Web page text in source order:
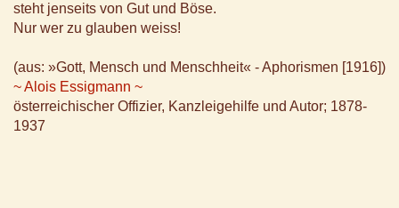
steht jenseits von Gut und Böse.
Nur wer zu glauben weiss!
(aus: »Gott, Mensch und Menschheit« - Aphorismen [1916])
~ Alois Essigmann ~
österreichischer Offizier, Kanzleigehilfe und Autor; 1878-
1937